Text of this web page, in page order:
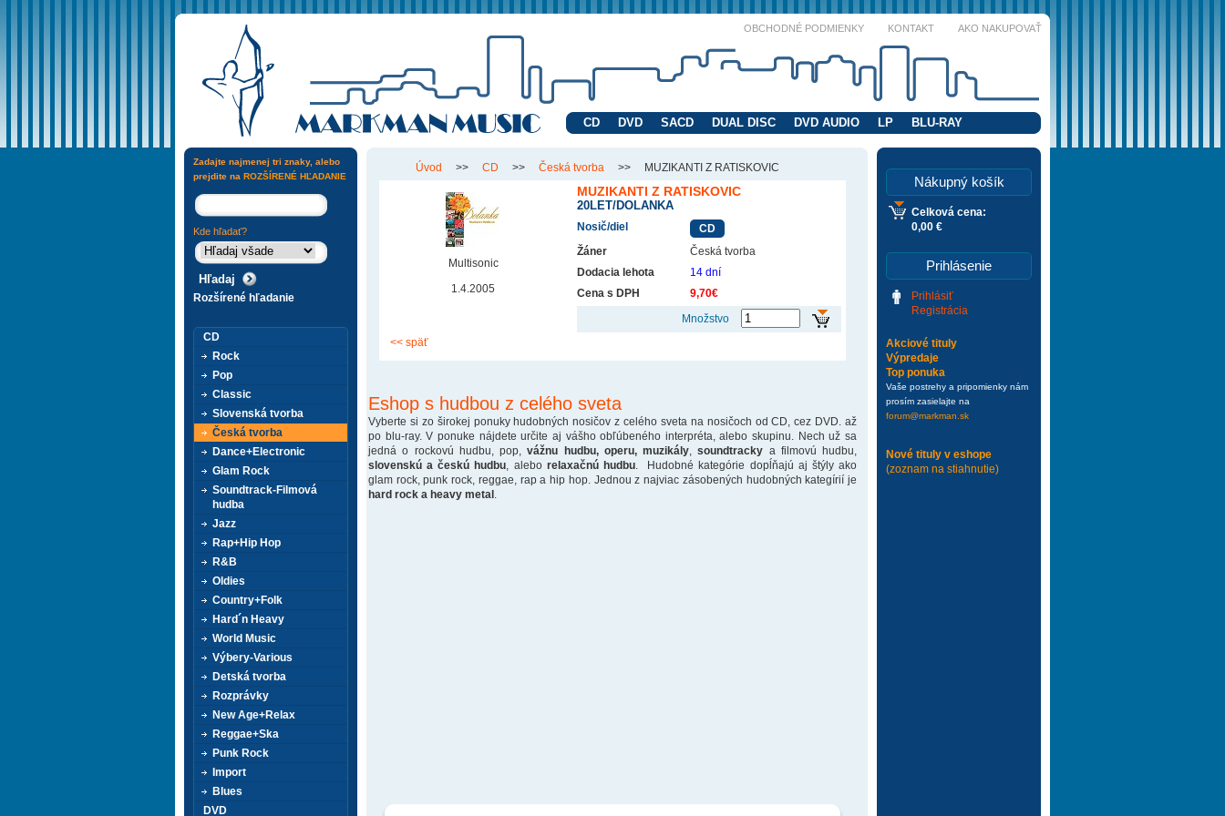
OBCHODNÉ PODMIENKY KONTAKT AKO NAKUPOVAŤ
CD DVD SACD DUAL DISC DVD AUDIO LP BLU-RAY
Úvod >> CD >> Česká tvorba >> MUZIKANTI Z RATISKOVIC
Multisonic
1.4.2005
MUZIKANTI Z RATISKOVIC
20LET/DOLANKA
Nosič/diel
CD
Žáner
Česká tvorba
Dodacia lehota
14 dní
Cena s DPH
9,70€
Množstvo
<< späť
Eshop s hudbou z celého sveta
Vyberte si zo širokej ponuky hudobných nosičov z celého sveta na nosičoch od CD, cez DVD. až
po blu-ray. V ponuke nájdete určite aj vášho obľúbeného interpréta, alebo skupinu. Nech už sa
jedná o rockovú hudbu, pop,vážnu hudbu, operu, muzikály ,soundtracky a filmovú hudbu,
slovenskú a českú hudbu , alebo relaxačnú hudbu. Hudobné kategórie dopĺňajú aj štýly ako
glam rock, punk rock, reggae, rap a hip hop. Jednou z najviac zásobených hudobných kategírií je
hard rock a heavy metal
Nákupný košík
Celková cena:
0,00 €
Prihlásenie
Prihlásiť
Registrácia
Akciové tituly
Výpredaje
Top ponuka
Vaše postrehy a pripomienky nám
prosím zasielajte na
forum@markman.sk
Nové tituly v eshope
(zoznam na stiahnutie)
Zadajte najmenej tri znaky, alebo
prejdite na ROZŠÍRENÉ HĽADANIE
Kde hľadať?
Rozšírené hľadanie
CD
Rock
Pop
Classic
Slovenská tvorba
Česká tvorba
Dance+Electronic
Glam Rock
Soundtrack-Filmová
hudba
Jazz
Rap+Hip Hop
R&B
Oldies
Country+Folk
Hard´n Heavy
World Music
Výbery-Various
Detská tvorba
Rozprávky
New Age+Relax
Reggae+Ska
Punk Rock
Import
Blues
DVD